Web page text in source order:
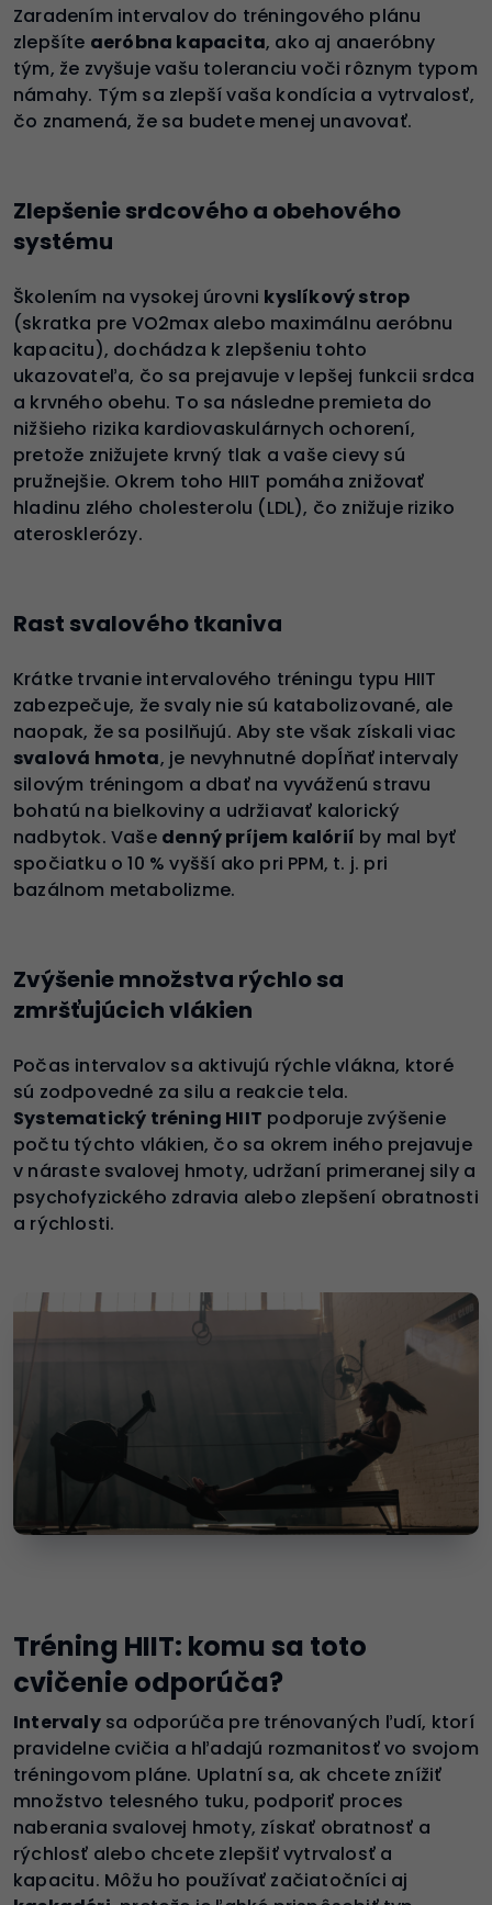
Zaradením intervalov do tréningového plánu
zlepšíte aeróbna kapacita, ako aj anaeróbny
tým, že zvyšuje vašu toleranciu voči rôznym typom
námahy. Tým sa zlepší vaša kondícia a vytrvalosť,
čo znamená, že sa budete menej unavovať.
Zlepšenie srdcového a obehového
systému
Školením na vysokej úrovni kyslíkový strop
(skratka pre VO2max alebo maximálnu aeróbnu
kapacitu), dochádza k zlepšeniu tohto
ukazovateľa, čo sa prejavuje v lepšej funkcii srdca
a krvného obehu. To sa následne premieta do
nižšieho rizika kardiovaskulárnych ochorení,
pretože znižujete krvný tlak a vaše cievy sú
pružnejšie. Okrem toho HIIT pomáha znižovať
hladinu zlého cholesterolu (LDL), čo znižuje riziko
aterosklerózy.
Rast svalového tkaniva
Krátke trvanie intervalového tréningu typu HIIT
zabezpečuje, že svaly nie sú katabolizované, ale
naopak, že sa posilňujú. Aby ste však získali viac
svalová hmota, je nevyhnutné dopĺňať intervaly
silovým tréningom a dbať na vyváženú stravu
bohatú na bielkoviny a udržiavať kalorický
nadbytok. Vaše denný príjem kalórií by mal byť
spočiatku o 10 % vyšší ako pri PPM, t. j. pri
bazálnom metabolizme.
Zvýšenie množstva rýchlo sa
zmršťujúcich vlákien
Počas intervalov sa aktivujú rýchle vlákna, ktoré
sú zodpovedné za silu a reakcie tela.
Systematický tréning HIIT podporuje zvýšenie
počtu týchto vlákien, čo sa okrem iného prejavuje
v náraste svalovej hmoty, udržaní primeranej sily a
psychofyzického zdravia alebo zlepšení obratnosti
a rýchlosti.
Tréning HIIT: komu sa toto
cvičenie odporúča?
Intervalysa odporúča pre trénovaných ľudí, ktorí
pravidelne cvičia a hľadajú rozmanitosť vo svojom
tréningovom pláne. Uplatní sa, ak chcete znížiť
množstvo telesného tuku, podporiť proces
naberania svalovej hmoty, získať obratnosť a
rýchlosť alebo chcete zlepšiť vytrvalosť a
kapacitu. Môžu ho používať začiatočníci aj